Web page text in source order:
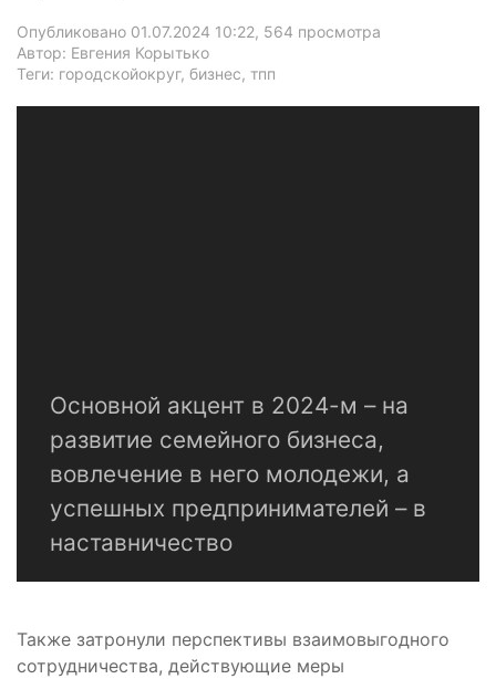
Опубликовано 01.07.2024 10:22, 564 просмотра
Автор: Евгения Корытько
Теги: городскойокруг, бизнес, тпп
Основной акцент в 2024-м – на
развитие семейного бизнеса,
вовлечение в него молодежи, а
успешных предпринимателей – в
наставничество
Также затронули перспективы взаимовыгодного
сотрудничества, действующие меры